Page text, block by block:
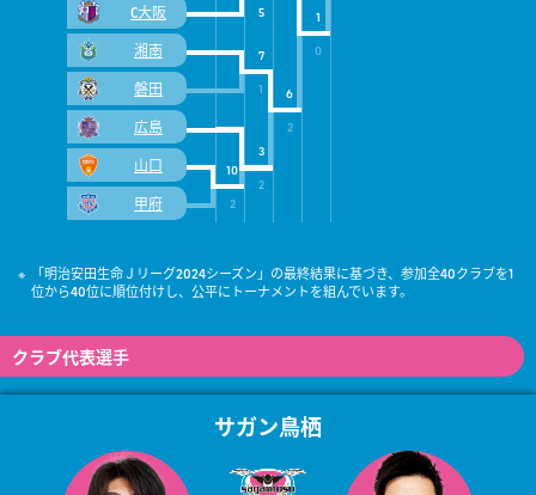
1
0
6
2
5
7
1
3
2
C大阪
湘南
磐田
広島
10
山口
2
甲府
「明治安田生命Ｊリーグ2024シーズン」の最終結果に基づき、参加全40クラブを1
位から40位に順位付けし、公平にトーナメントを組んでいます。
クラブ代表選手
サガン鳥栖